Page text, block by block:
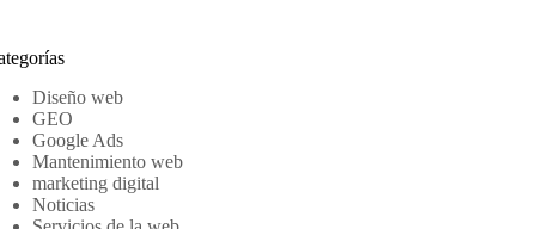
Diseño web
GEO
Google Ads
Mantenimiento web
marketing digital
Noticias